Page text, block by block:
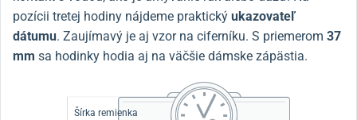
pozícii tretej hodiny nájdeme praktický ukazovateľ
dátumu. Zaujímavý je aj vzor na ciferníku. S priemerom 37
mm sa hodinky hodia aj na väčšie dámske zápästia.
Šírka remienka